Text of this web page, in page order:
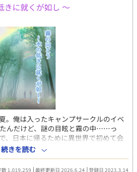
に就くが如し ～
。俺は入ったキャンプサークルのイベ
んだけど、謎の目眩と霧の中……っ
日本に帰るために異世界で初めて会
とになったんだけど……。 という、平
藤しつつ頑張るお話。最終的にハピエ
いを見守る感じが続きます。 【現在、
続きを読む
数 1,019,259 最終更新日 2026.6.24 登録日 2023.3.14